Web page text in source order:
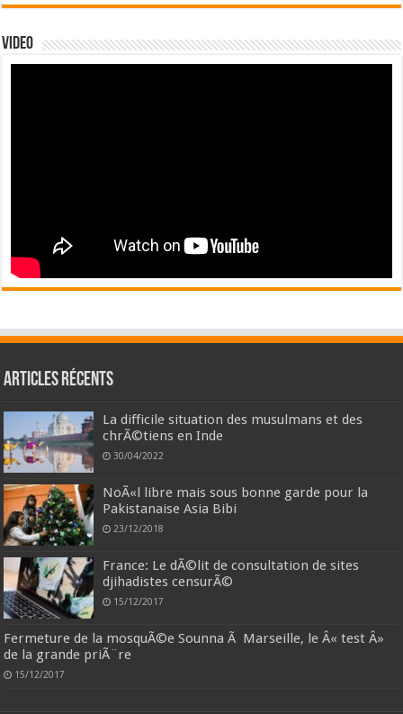
Video
Articles récents
La difficile situation des musulmans et des
chrÃ©tiens en Inde
30/04/2022
NoÃ«l libre mais sous bonne garde pour la
Pakistanaise Asia Bibi
23/12/2018
France: Le dÃ©lit de consultation de sites
djihadistes censurÃ©
15/12/2017
Fermeture de la mosquÃ©e Sounna Ã Marseille, le Â« test Â»
de la grande priÃ¨re
15/12/2017